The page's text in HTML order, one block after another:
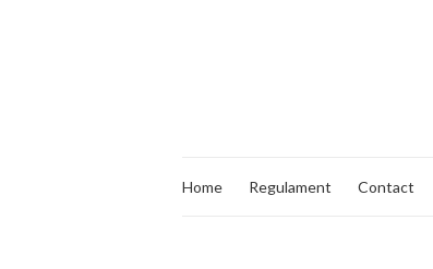
Home Regulament Contact